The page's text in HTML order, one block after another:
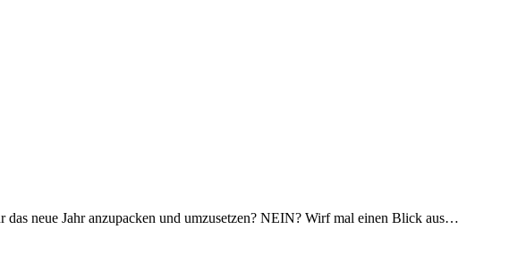
neue Jahr anzupacken und umzusetzen? NEIN? Wirf mal einen Blick aus…